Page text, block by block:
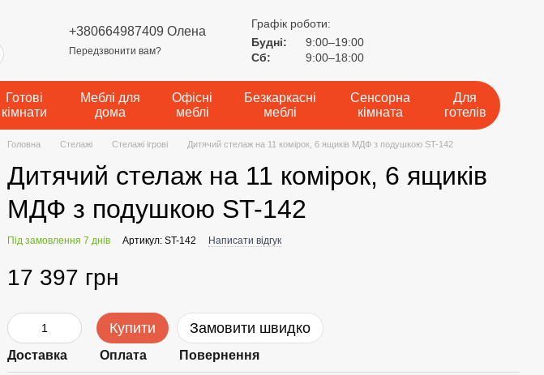
+380664987409 Олена
Передзвонити вам?
Графік роботи:
Будні:
9:00–19:00
Сб:
9:00–18:00
Готові
кімнати
Меблі для
дома
Офісні
меблі
Безкаркасні
меблі
Сенсорна
кімната
Для
готелів
Головна Стелажі Стелажі ігрові Дитячий стелаж на 11 комірок, 6 ящиків МДФ з подушкою ST-142
Дитячий стелаж на 11 комірок, 6 ящиків
МДФ з подушкою ST-142
Під замовлення 7 днів Артикул: ST-142 Написати відгук
17 397 грн
Купити Замовити швидко
Доставка Оплата Повернення